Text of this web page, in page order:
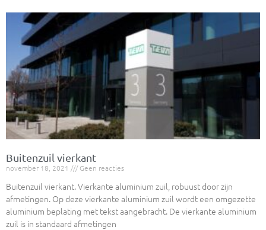
Buitenzuil vierkant
november 18, 2021 Geen reacties
Buitenzuil vierkant. Vierkante aluminium zuil, robuust door zijn
afmetingen. Op deze vierkante aluminium zuil wordt een omgezette
aluminium beplating met tekst aangebracht. De vierkante aluminium
zuil is in standaard afmetingen